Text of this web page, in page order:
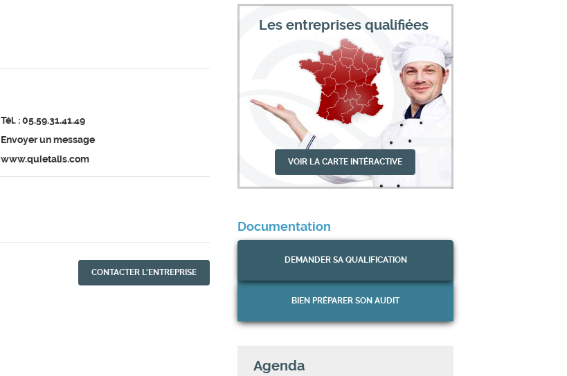
Tél. : 05.59.31.41.49
Envoyer un message
www.quietalis.com
CONTACTER L'ENTREPRISE
Les entreprises qualifiées
VOIR LA CARTE INTÉRACTIVE
Documentation
DEMANDER SA QUALIFICATION
BIEN PRÉPARER SON AUDIT
Agenda